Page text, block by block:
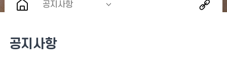
공지사항
공지사항